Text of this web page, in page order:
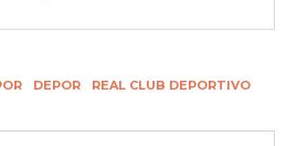
DEPOR REAL CLUB DEPORTIVO